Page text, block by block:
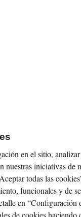
en el sitio,
nuestras iniciativas de
todas las
funcionales y de
en “Configuración
de cookies haciendo